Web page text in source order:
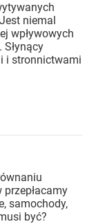
niemal
wpływowych
i stronnictwami
samochody,
być?